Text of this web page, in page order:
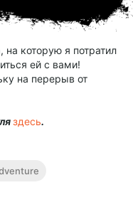
которую я потратил
ей с вами!
на перерыв от
здесь.